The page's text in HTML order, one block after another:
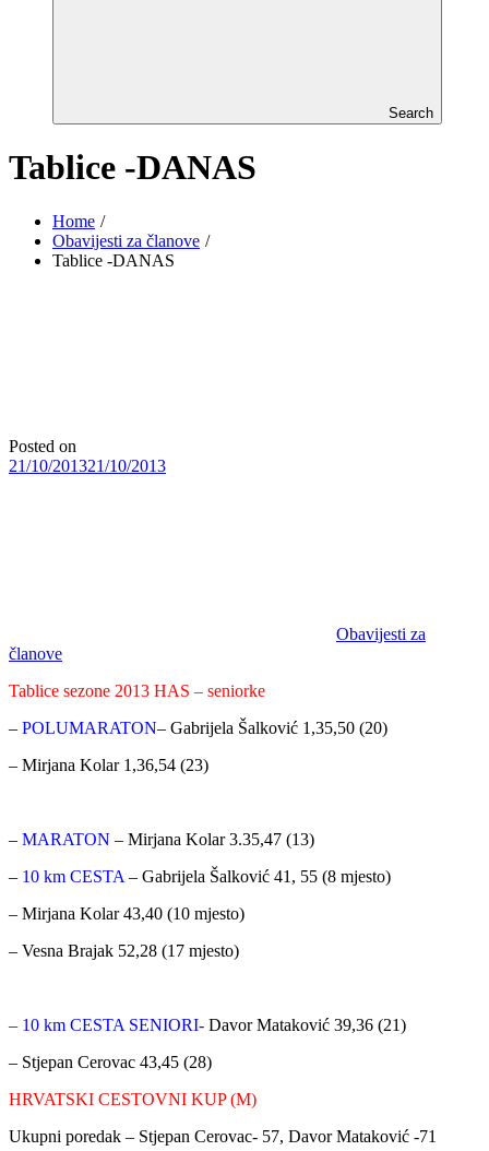
Search
Tablice -DANAS
Home
Obavijesti za članove
Tablice -DANAS
Posted on
21/10/201321/10/2013
Obavijesti za
članove
Tablice sezone 2013 HAS – seniorke
– POLUMARATON– Gabrijela Šalković 1,35,50 (20)
– Mirjana Kolar 1,36,54 (23)
– MARATON – Mirjana Kolar 3.35,47 (13)
– 10 km CESTA – Gabrijela Šalković 41, 55 (8 mjesto)
– Mirjana Kolar 43,40 (10 mjesto)
– Vesna Brajak 52,28 (17 mjesto)
– 10 km CESTA SENIORI- Davor Mataković 39,36 (21)
– Stjepan Cerovac 43,45 (28)
HRVATSKI CESTOVNI KUP (M)
Ukupni poredak – Stjepan Cerovac- 57, Davor Mataković -71